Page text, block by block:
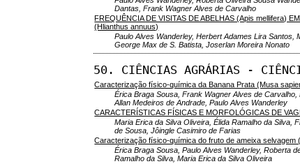
Dantas, Frank Wagner Alves de Carvalho
FREQUÊNCIA DE VISITAS DE ABELHAS (Apis mellifera)
(Hlianthus annuus)
Paulo Alves Wanderley, Herbert Adames Lira Santos,
George Max de S. Batista, Joserlan Moreira Nonato
50. CIÊNCIAS AGRÁRIAS -
Caracterização físico-química da Banana Prata (Musa
Érica Braga Sousa, Frank Wagner Alves de
Allan Medeiros de Andrade, Paulo Alves Wanderley
CARACTERÍSTICAS FÍSICAS E MORFOLÓGICAS DE
Maria Erica da Silva Oliveira, Élida Ramalho da Silva,
de Sousa, Jôingle Casimiro de Farias
Caracterização físico-química do fruto de ameixa selvagem
Érica Braga Sousa, Paulo Alves Wanderley, Roberta
Ramalho da Silva, Maria Erica da Silva Oliveira